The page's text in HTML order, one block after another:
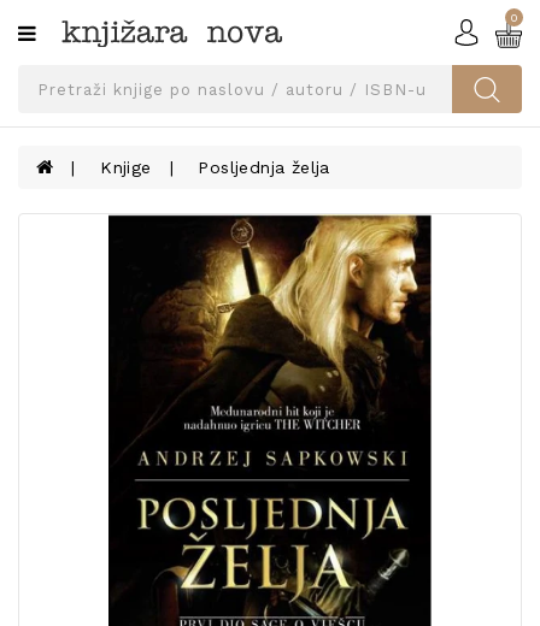
Kategorije
SVEUČILIŠNA
UDŽBENICI
KNJIGE
0
Knjige Posljednja želja